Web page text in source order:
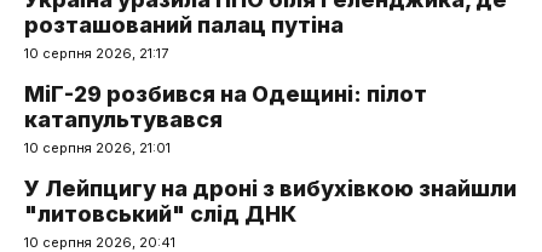
розташований палац путіна
10 серпня 2026, 21:17
МіГ-29 розбився на Одещині: пілот
катапультувався
10 серпня 2026, 21:01
У Лейпцигу на дроні з вибухівкою знайшли
"литовський" слід ДНК
10 серпня 2026, 20:41